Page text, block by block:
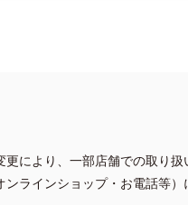
更により、一部店舗での取り
ンラインショップ・お電話等）